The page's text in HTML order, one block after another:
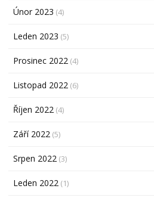
Únor 2023 (4)
Leden 2023 (5)
Prosinec 2022 (4)
Listopad 2022 (6)
Říjen 2022 (4)
Září 2022 (5)
Srpen 2022 (3)
Leden 2022 (1)